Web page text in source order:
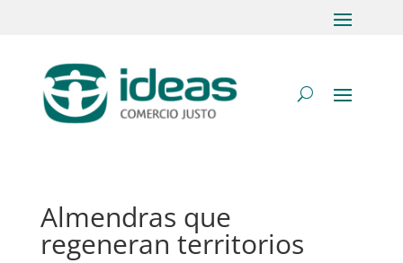
Almendras que
regeneran territorios